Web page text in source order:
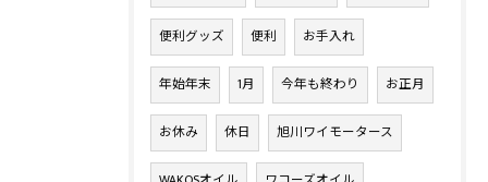
便利グッズ 便利 お手入れ
年始年末 1月 今年も終わり お正月
お休み 休日 旭川ワイモータース